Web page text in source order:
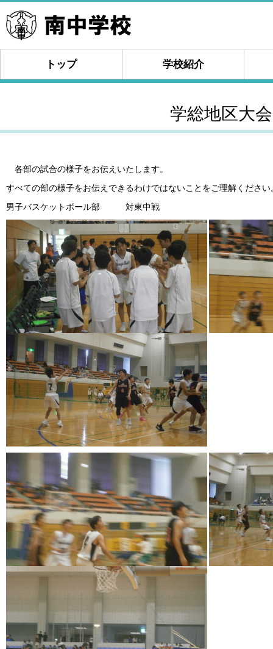
トップ 学校紹介
学総地区大
各部の試合の様子をお伝えいたします。
すべての部の様子をお伝えできるわけではないことをご理解ください
男子バスケットボール部 対東中戦